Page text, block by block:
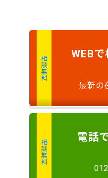
相談無料
WEBで
最新の
相談無料
電話